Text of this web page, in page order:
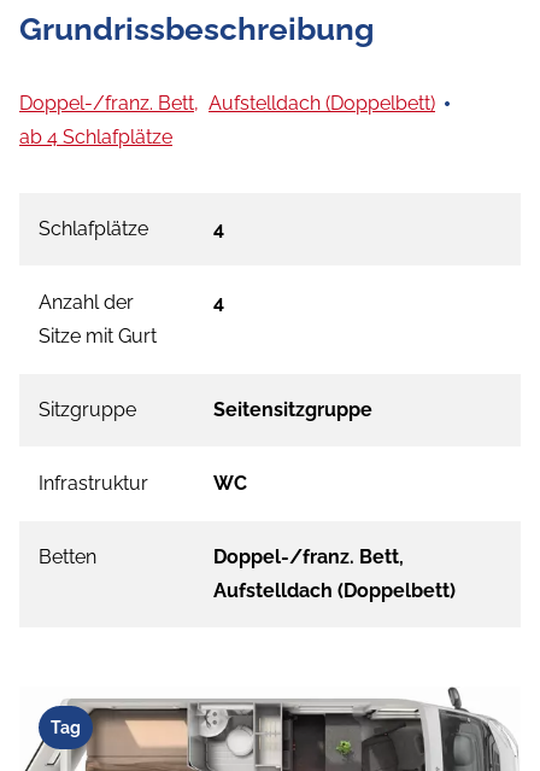
Grundrissbeschreibung
Doppel-/franz. Bett, Aufstelldach (Doppelbett)
ab 4 Schlafplätze
Schlafplätze 4
Anzahl der
Sitze mit Gurt
4
Sitzgruppe Seitensitzgruppe
Infrastruktur WC
Betten
Doppel-/franz. Bett,
Aufstelldach (Doppelbett)
Tag